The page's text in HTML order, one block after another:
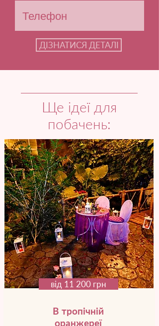
ДІЗНАТИСЯ ДЕТАЛІ
Ще ідеї для
побачень:
від 11 200 грн
В тропічній
оранжереї